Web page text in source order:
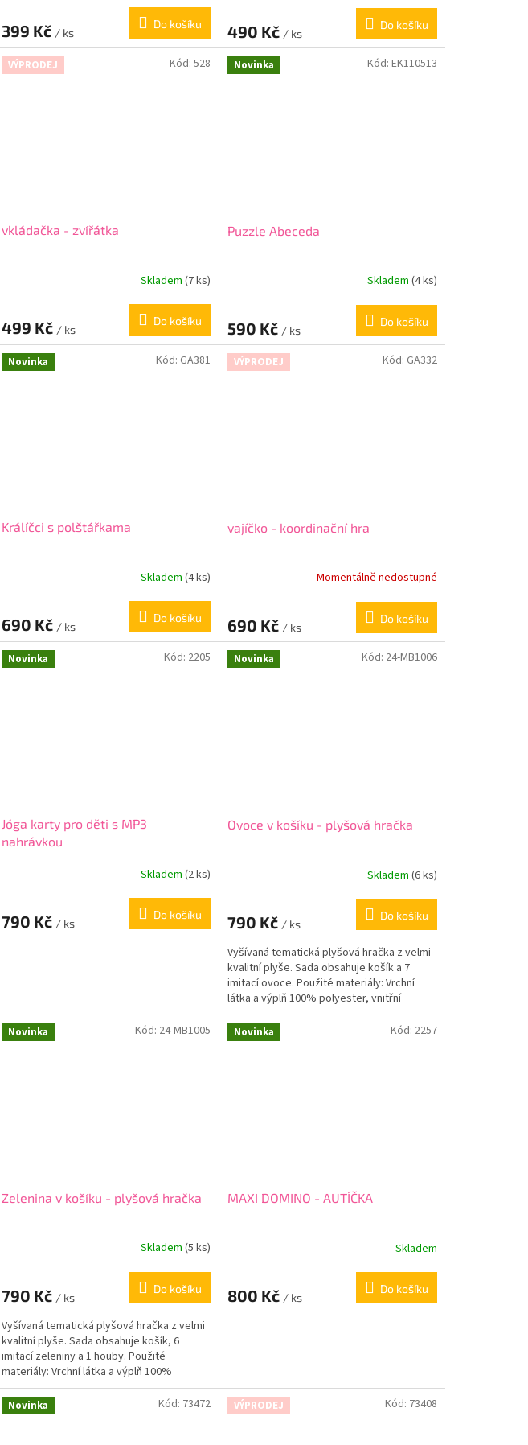
399 Kč / ks
Do košíku 490 Kč / ks
Do košíku
VÝPRODEJ
vkládačka - zvířátka
Skladem (7 ks)
499 Kč / ks
Do košíku
Kód: 528 Novinka
Puzzle Abeceda
Skladem (4 ks)
590 Kč / ks
Do košíku
Kód: EK110513
Novinka
Králíčci s polštářkama
Skladem (4 ks)
690 Kč / ks
Do košíku
Kód: GA381 VÝPRODEJ
vajíčko - koordinační hra
Momentálně nedostupné
690 Kč / ks
Do košíku
Kód: GA332
Novinka
Jóga karty pro děti s MP3
nahrávkou
Skladem (2 ks)
790 Kč / ks
Do košíku
Kód: 2205 Novinka
Ovoce v košíku - plyšová hračka
Skladem (6 ks)
790 Kč / ks
Do košíku
Vyšívaná tematická plyšová hračka z velmi
kvalitní plyše. Sada obsahuje košík a 7
imitací ovoce. Použité materiály: Vrchní
látka a výplň 100% polyester, vnitřní
výztuže košíku -...
Kód: 24-MB1006
Novinka
Zelenina v košíku - plyšová hračka
Skladem (5 ks)
790 Kč / ks
Do košíku
Vyšívaná tematická plyšová hračka z velmi
kvalitní plyše. Sada obsahuje košík, 6
imitací zeleniny a 1 houby. Použité
materiály: Vrchní látka a výplň 100%
polyester, vnitřní...
Kód: 24-MB1005 Novinka
MAXI DOMINO - AUTÍČKA
Skladem
800 Kč / ks
Do košíku
Kód: 2257
Novinka Kód: 73472 VÝPRODEJ Kód: 73408